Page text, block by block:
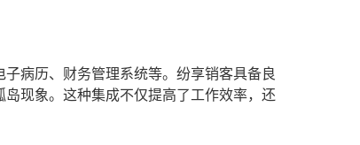
病历、财务管理系统等。纷享销客具备良
现象。这种集成不仅提高了工作效率，还